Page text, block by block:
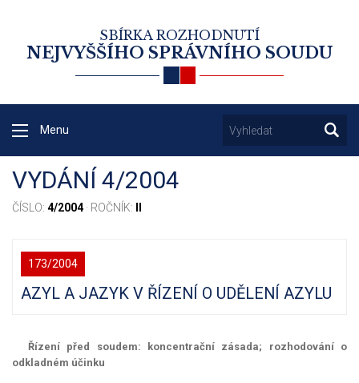
SBÍRKA ROZHODNUTÍ
NEJVYŠŠÍHO SPRÁVNÍHO SOUDU
Menu
VYDÁNÍ 4/2004
ČÍSLO: 4/2004· ROČNÍK:
173/2004
AZYL A JAZYK V ŘÍZENÍ O UDĚLENÍ AZYLU
Řízení před soudem: koncentrační zásada; rozhodování o
odkladném účinku